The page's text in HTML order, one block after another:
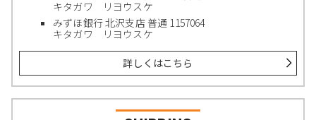
キタガワ リヨウスケ
みずほ銀行 北沢支店 普通 1157064
キタガワ リヨウスケ
詳しくはこちら